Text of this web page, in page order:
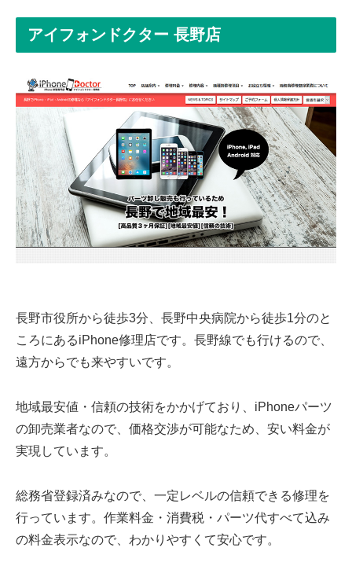
アイフォンドクター 長野店
長野市役所から徒歩3分、長野中央病院から徒歩1分のと
ころにあるiPhone修理店です。長野線でも行けるので、
遠方からでも来やすいです。
地域最安値・信頼の技術をかかげており、iPhoneパーツ
の卸売業者なので、価格交渉が可能なため、安い料金が
実現しています。
総務省登録済みなので、一定レベルの信頼できる修理を
行っています。作業料金・消費税・パーツ代すべて込み
の料金表示なので、わかりやすくて安心です。